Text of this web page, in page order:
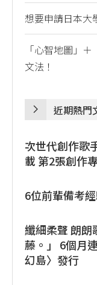
想要申請日本大
「心智地圖」
文法！
近期熱門
次世代創作歌
載 第2張創作
6位前輩備考
纖細柔聲 朗朗
藤。」 6個月
幻島〉發行